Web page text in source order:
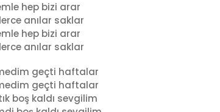
hep bizi arar
anılar saklar
hep bizi arar
anılar saklar
geçti haftalar
geçti haftalar
boş kaldı sevgilim